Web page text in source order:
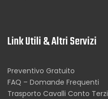
Link Utili & Altri Servizi
Preventivo Gratuito
FAQ – Domande Frequenti
Trasporto Cavalli Conto Terzi